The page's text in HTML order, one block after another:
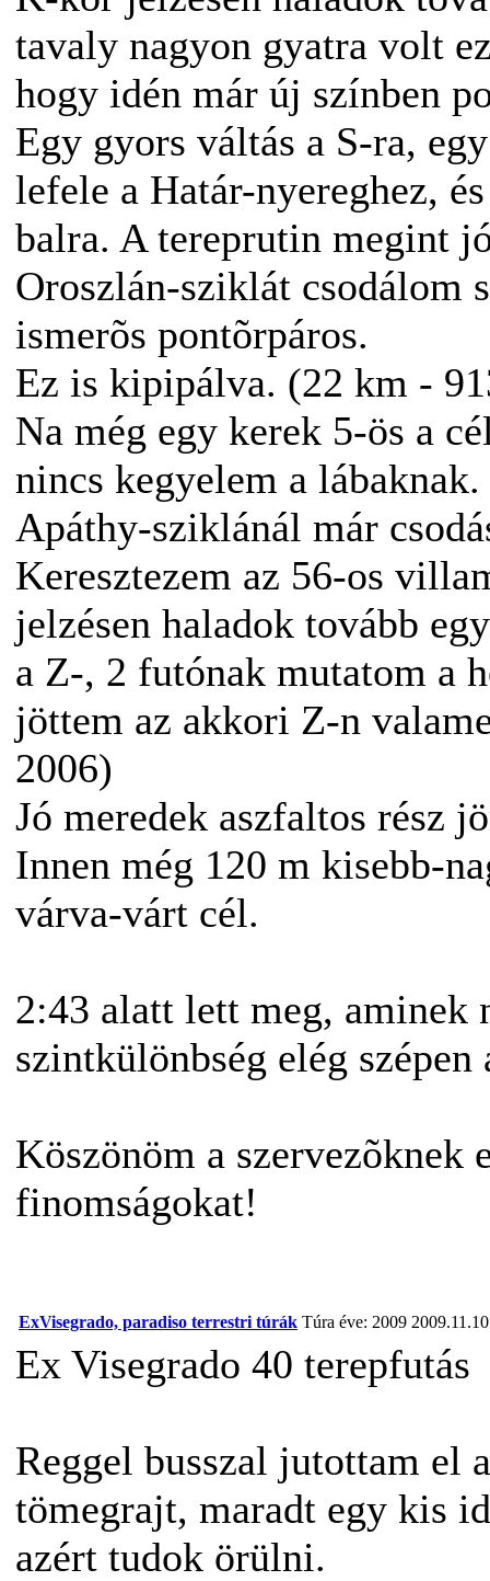
tavaly nagyon gyatra volt
hogy idén már új színben
Egy gyors váltás a S-ra,
lefele a Határ-nyereghez,
balra. A tereprutin megint
Oroszlán-sziklát csodálom
ismerõs pontõrpáros.
Ez is kipipálva. (22 km -
Na még egy kerek 5-ös a
nincs kegyelem a lábaknak.
Apáthy-sziklánál már
Keresztezem az 56-os
jelzésen haladok tovább
a Z-, 2 futónak mutatom a
jöttem az akkori Z-n
2006)
Jó meredek aszfaltos rész
Innen még 120 m kisebb-
várva-várt cél.
2:43 alatt lett meg, aminek
szintkülönbség elég szépen
Köszönöm a szervezõknek
finomságokat!
ExVisegrado, paradiso terrestri túrák Túra éve: 2009
Ex Visegrado 40 terepfutás
Reggel busszal jutottam el
tömegrajt, maradt egy kis
azért tudok örülni.